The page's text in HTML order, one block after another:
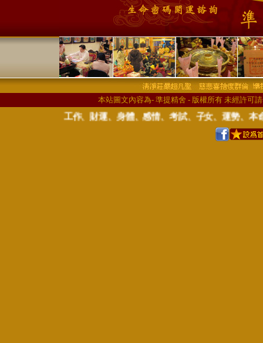
本站圖文內容為- 準提精舍 - 版權所有 未經許可
舉凡事業、工作、財運、身體、感情、考試、子女、運勢、